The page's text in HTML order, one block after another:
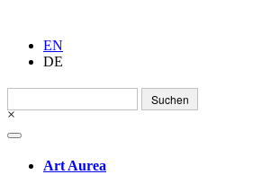
EN
DE
Suchen
nach:
×
Art Aurea